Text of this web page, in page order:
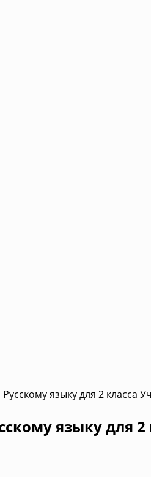
языку для 2 класса
языку для